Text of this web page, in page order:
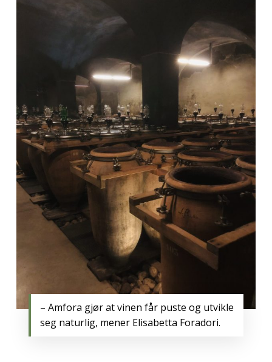
– Amfora gjør at vinen får puste og utvikle
seg naturlig, mener Elisabetta Foradori.